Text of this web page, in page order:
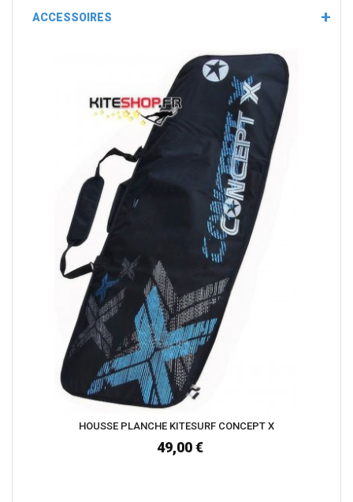
ACCESSOIRES
HOUSSE PLANCHE KITESURF CONCEPT X
49,00 €